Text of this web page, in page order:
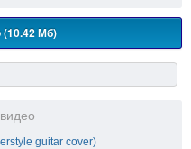
(10.42 Мб)
guitar cover)